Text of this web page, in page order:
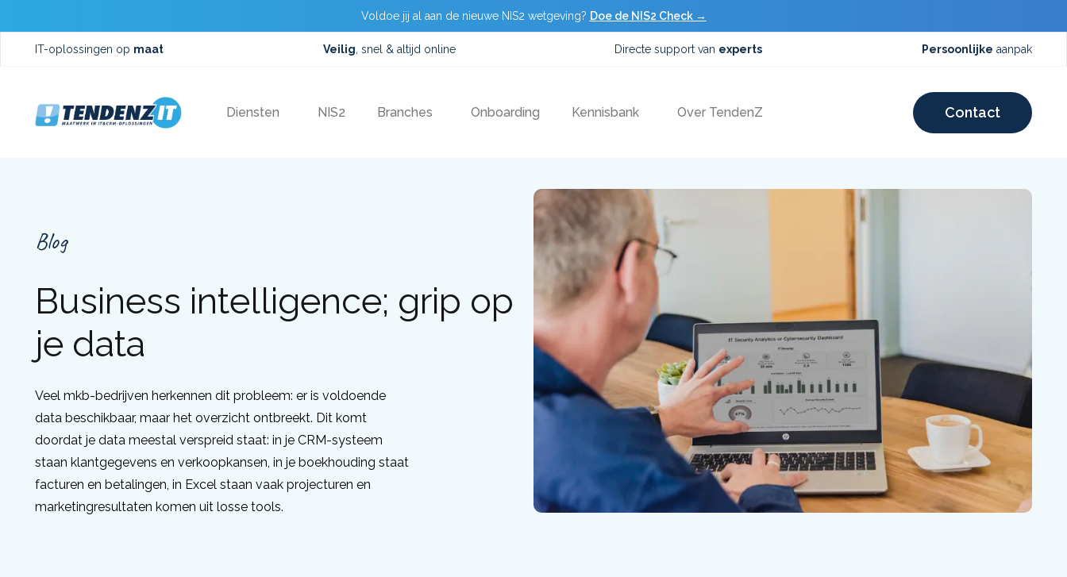
Voldoe jij al aan de nieuwe NIS2 wetgeving? Doe de NIS2 Check →
IT-oplossingen op maat Veilig , snel & altijd online Directe support van experts Persoonlijke aanpak
Diensten NIS2 Branches Onboarding Kennisbank Over TendenZ Contact
Blog
Business intelligence; grip op
je data
Veel mkb-bedrijven herkennen dit probleem: er is voldoende
data beschikbaar, maar het overzicht ontbreekt. Dit komt
doordat je data meestal verspreid staat: in je CRM-systeem
staan klantgegevens en verkoopkansen, in je boekhouding staat
facturen en betalingen, in Excel staan vaak projecturen en
marketingresultaten komen uit losse tools.